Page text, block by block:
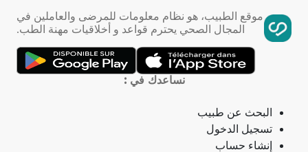
تمدد الأوعية الدموية
التهاب الحلق
ذبحة صدرية (مصطلح لاتيني)
موقع الطبيب، هو نظام معلومات للمرضى والعاملين في
المجال الصحي يحترم قواعد و أخلاقيات مهنة الطب.
نساعدك في :
البحث عن طبيب
تسجيل الدخول
إنشاء حساب